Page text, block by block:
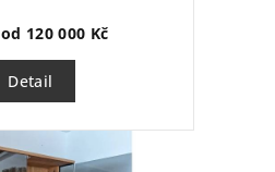
od 120 000 Kč
Detail